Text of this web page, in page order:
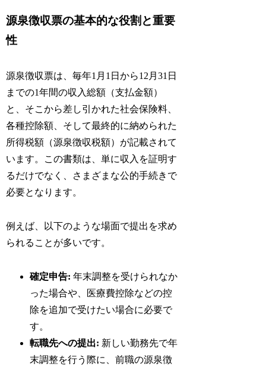
源泉徴収票の基本的な役割と重要
性
源泉徴収票は、毎年1月1日から12月31日
までの1年間の収入総額（支払金額）
と、そこから差し引かれた社会保険料、
各種控除額、そして最終的に納められた
所得税額（源泉徴収税額）が記載されて
います。この書類は、単に収入を証明す
るだけでなく、さまざまな公的手続きで
必要となります。
例えば、以下のような場面で提出を求め
られることが多いです。
確定申告: 年末調整を受けられなか
った場合や、医療費控除などの控
除を追加で受けたい場合に必要で
す。
転職先への提出: 新しい勤務先で年
末調整を行う際に、前職の源泉徴